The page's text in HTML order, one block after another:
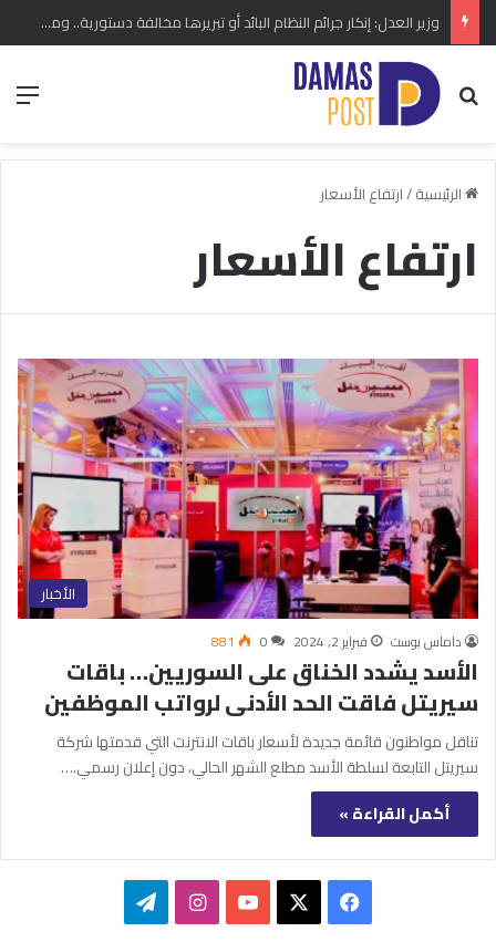
وزير العدل: إنكار جرائم النظام البائد أو تبريرها مخالفة دستورية.. ومشروع قانون خاص إلى مجلس الشعب
بحث عن
الرئيسية/ارتفاع الأسعار
ارتفاع الأسعار
الأخبار
داماس بوست فبراير 2, 2024 0
881
الأسد يشدد الخناق على السوريين… باقات
سيريتل فاقت الحد الأدنى لرواتب الموظفين
تناقل مواطنون قائمة جديدة لأسعار باقات الانترنت التي قدمتها شركة
سيريتل التابعة لسلطة الأسد مطلع الشهر الحالي، دون إعلان رسمي.…
أكمل القراءة »
فيسبوك ‫YouTubeانستقرامتيلقرام